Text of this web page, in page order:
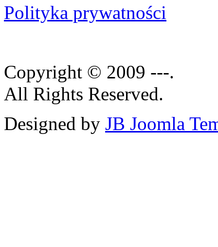
Polityka prywatności
Copyright © 2009 ---.
All Rights Reserved.
Designed by JB Joomla